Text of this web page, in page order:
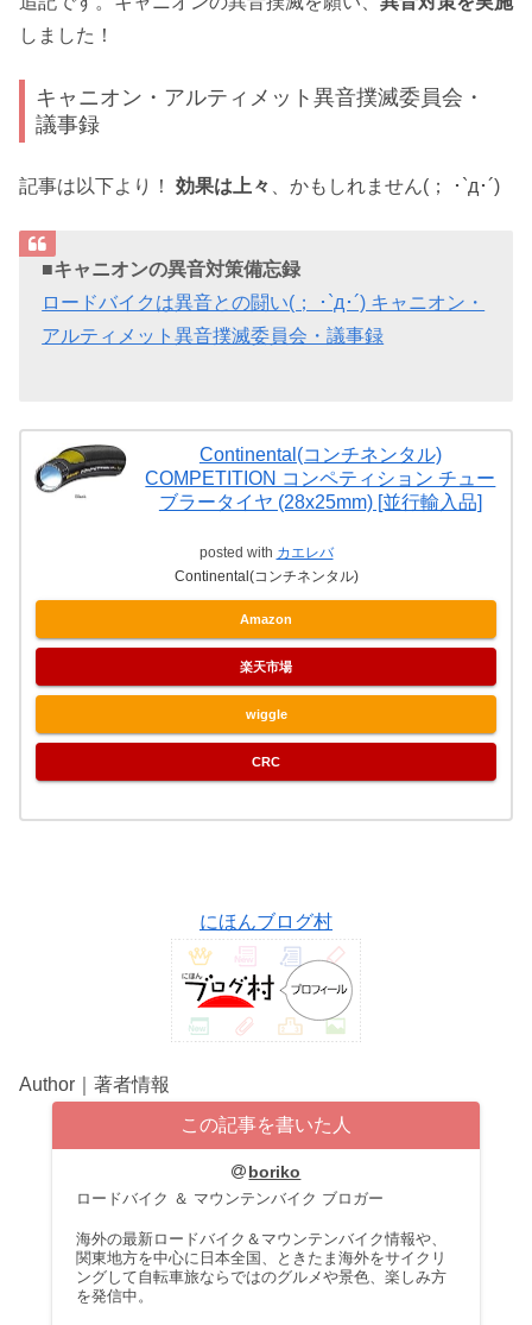
しました！
キャニオン・アルティメット異音撲滅委員会・
議事録
記事は以下より！ 効果は上々 、かもしれません(； ･`д･´)
■キャニオンの異音対策備忘録
ロードバイクは異音との闘い(； ･`д･´) キャニオン・
アルティメット異音撲滅委員会・議事録
Continental(コンチネンタル)
COMPETITION コンペティション チュー
ブラータイヤ (28x25mm) [並行輸入品]
posted with カエレバ
Continental(コンチネンタル)
Amazon
楽天市場
wiggle
CRC
にほんブログ村
Author｜著者情報
この記事を書いた人
boriko
ロードバイク ＆ マウンテンバイク ブロガー
海外の最新ロードバイク＆マウンテンバイク情報や、
関東地方を中心に日本全国、ときたま海外をサイクリ
ングして自転車旅ならではのグルメや景色、楽しみ方
を発信中。